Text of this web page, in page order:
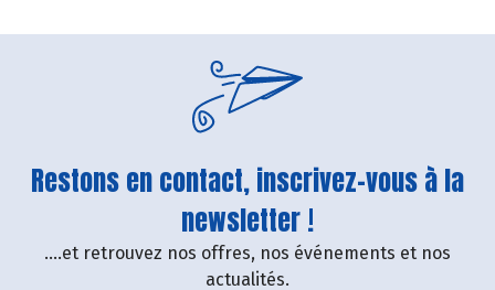
Restons en contact, inscrivez-vous à la
newsletter !
....et retrouvez nos offres, nos événements et nos
actualités.